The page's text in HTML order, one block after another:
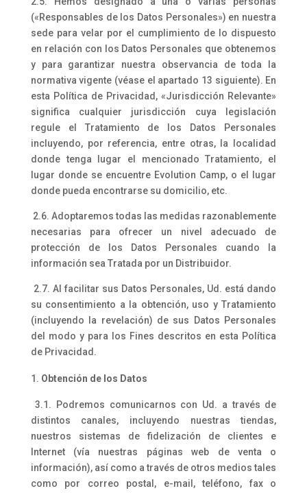
(«Responsables de los Datos Personales») en nuestra
sede para velar por el cumplimiento de lo dispuesto
en relación con los Datos Personales que obtenemos
y para garantizar nuestra observancia de toda la
normativa vigente (véase el apartado 13 siguiente). En
esta Política de Privacidad, «Jurisdicción Relevante»
significa cualquier jurisdicción cuya legislación
regule el Tratamiento de los Datos Personales
incluyendo, por referencia, entre otras, la localidad
donde tenga lugar el mencionado Tratamiento, el
lugar donde se encuentre Evolution Camp, o el lugar
donde pueda encontrarse su domicilio, etc.
2.6. Adoptaremos todas las medidas razonablemente
necesarias para ofrecer un nivel adecuado de
protección de los Datos Personales cuando la
información sea Tratada por un Distribuidor.
2.7. Al facilitar sus Datos Personales, Ud. está dando
su consentimiento a la obtención, uso y Tratamiento
(incluyendo la revelación) de sus Datos Personales
del modo y para los Fines descritos en esta Política
de Privacidad.
Obtención de los Datos
3.1. Podremos comunicarnos con Ud. a través de
distintos canales, incluyendo nuestras tiendas,
nuestros sistemas de fidelización de clientes e
Internet (vía nuestras páginas web de venta o
información), así como a través de otros medios tales
como por correo postal, e-mail, teléfono, fax o